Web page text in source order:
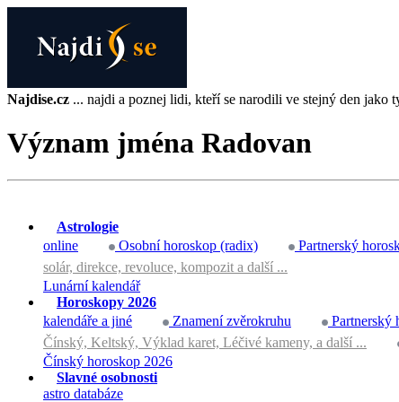
Najdise.cz ... najdi a poznej lidi, kteří se narodili ve stejný den jako
Význam jména Radovan
Astrologie
online
Osobní horoskop (radix) Partnerský
solár, direkce, revoluce, kompozit a další ...
Lunární kalendář
Horoskopy 2026
kalendáře a jiné
Znamení zvěrokruhu Partnerský
Čínský, Keltský, Výklad karet, Léčivé kameny, a další ...
Čínský horoskop 2026
Slavné osobnosti
astro databáze